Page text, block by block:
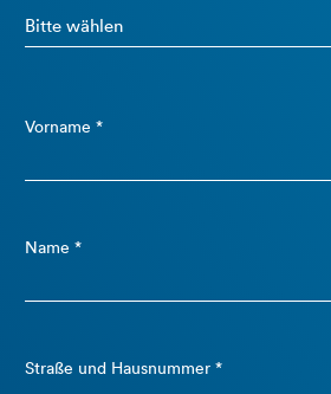
Vorname *
Name *
Straße und Hausnummer *